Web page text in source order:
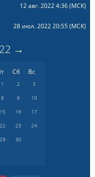
12 авг. 2022 4:36(МСК)
28 июл. 2022 20:55(МСК)
→
Сб Вс
1 2
3
8 9
10
15 16
17
22 23
24
29
30